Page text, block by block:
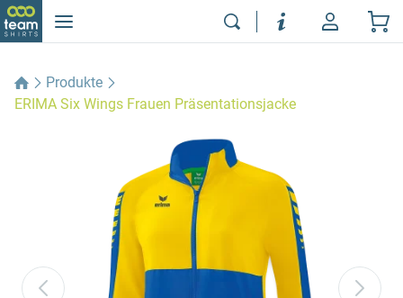
Produkte
ERIMA Six Wings Frauen Präsentationsjacke